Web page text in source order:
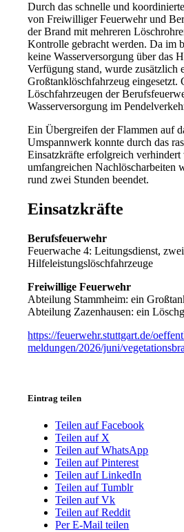
Durch das schnelle und
von Freiwilliger Feuerwehr und
der Brand mit mehreren
Kontrolle gebracht werden. Da im
keine Wasserversorgung über das
Verfügung stand, wurde zusätzlich
Großtanklöschfahrzeug eingesetzt.
Löschfahrzeugen der
Wasserversorgung im
Ein Übergreifen der Flammen auf
Umspannwerk konnte durch das
Einsatzkräfte erfolgreich verhindert
umfangreichen Nachlöscharbeiten
rund zwei Stunden beendet.
Einsatzkräfte
Berufsfeuerwehr
Feuerwache 4: Leitungsdienst, zwei
Hilfeleistungslöschfahrzeuge
Freiwillige Feuerwehr
Abteilung Stammheim: ein
Abteilung Zazenhausen: ein
https://feuerwehr.stuttgart.de/
meldungen/2026/juni/
Eintrag teilen
Teilen auf Facebook
Teilen auf X
Teilen auf WhatsApp
Teilen auf Pinterest
Teilen auf LinkedIn
Teilen auf Tumblr
Teilen auf Vk
Teilen auf Reddit
Per E-Mail teilen